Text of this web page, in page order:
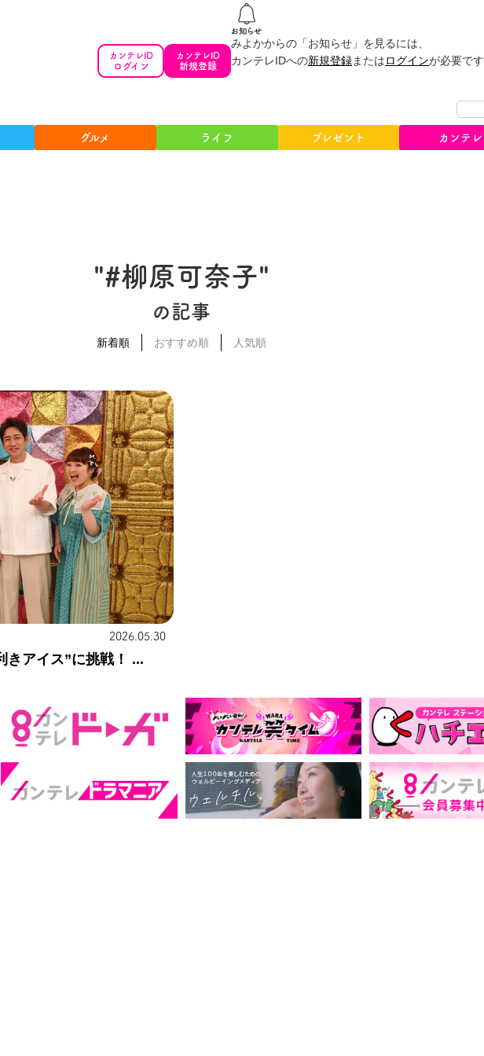
カンテレID
ログイン
カンテレID
新規登録
みよかからの「お知らせ」を見るには、
カンテレIDへの新規登録またはログインが必要です
グルメ ライフ プレゼント カンテレ
"#柳原可奈子"
の記事
新着順 おすすめ順 人気順
2026.05.30
きアイス”に挑戦！ ...